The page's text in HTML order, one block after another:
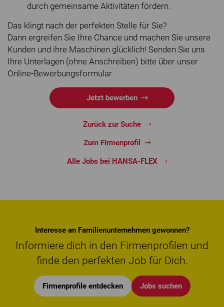
durch gemeinsame Aktivitäten fördern.
Das klingt nach der perfekten Stelle für Sie?
Dann ergreifen Sie Ihre Chance und machen Sie unsere
Kunden und ihre Maschinen glücklich! Senden Sie uns
Ihre Unterlagen (ohne Anschreiben) bitte über unser
Online-Bewerbungsformular
Jetzt bewerben
Zurück zur Suche
Zum Firmenprofil
Alle Jobs bei HANSA-FLEX
Interesse an Familienunternehmen gewonnen?
Informiere dich in den Firmenprofilen und
finde den perfekten Job für Dich.
Firmenprofile entdecken Jobs suchen